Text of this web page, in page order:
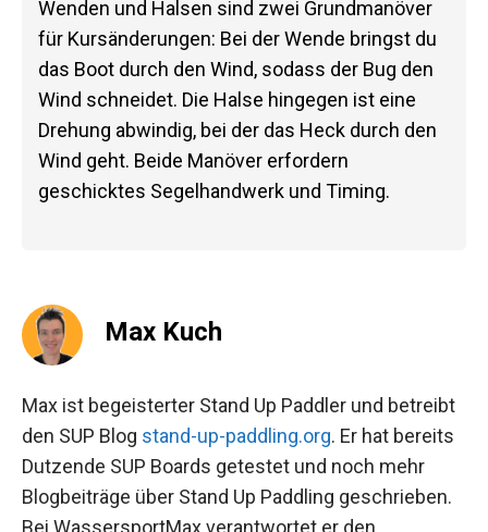
Wenden und Halsen sind zwei Grundmanöver
für Kursänderungen: Bei der Wende bringst du
das Boot durch den Wind, sodass der Bug den
Wind schneidet. Die Halse hingegen ist eine
Drehung abwindig, bei der das Heck durch den
Wind geht. Beide Manöver erfordern
geschicktes Segelhandwerk und Timing.
Max Kuch
Max ist begeisterter Stand Up Paddler und betreibt
den SUP Blog stand-up-paddling.org. Er hat bereits
Dutzende SUP Boards getestet und noch mehr
Blogbeiträge über Stand Up Paddling geschrieben.
Bei WassersportMax verantwortet er den